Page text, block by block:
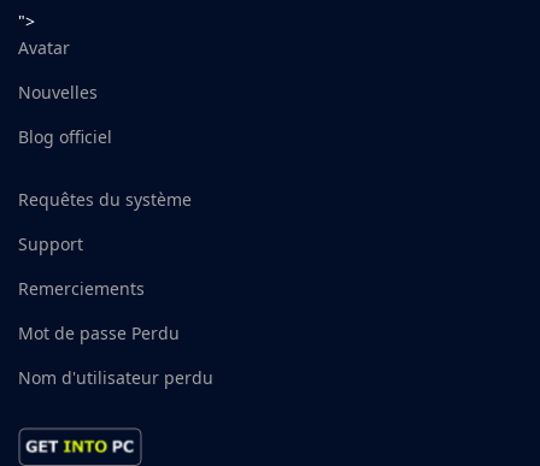
">
Avatar
Nouvelles
Blog officiel
Requêtes du système
Support
Remerciements
Mot de passe Perdu
Nom d'utilisateur perdu